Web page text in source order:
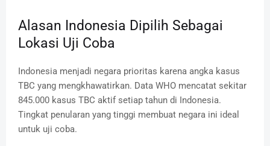
Alasan Indonesia Dipilih Sebagai
Lokasi Uji Coba
Indonesia menjadi negara prioritas karena angka kasus
TBC yang mengkhawatirkan. Data WHO mencatat sekitar
845.000 kasus TBC aktif setiap tahun di Indonesia.
Tingkat penularan yang tinggi membuat negara ini ideal
untuk uji coba.